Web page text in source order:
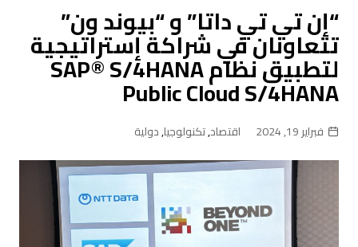
“إن تي تي داتا” و “بيوند ون”
تتعاونان في شراكة إستراتيجية
لتطبيق نظام SAP® S/4HANA
Public Cloud S/4HANA
فبراير 19, 2024 اقتصاد,تكنولوجيا,دولية